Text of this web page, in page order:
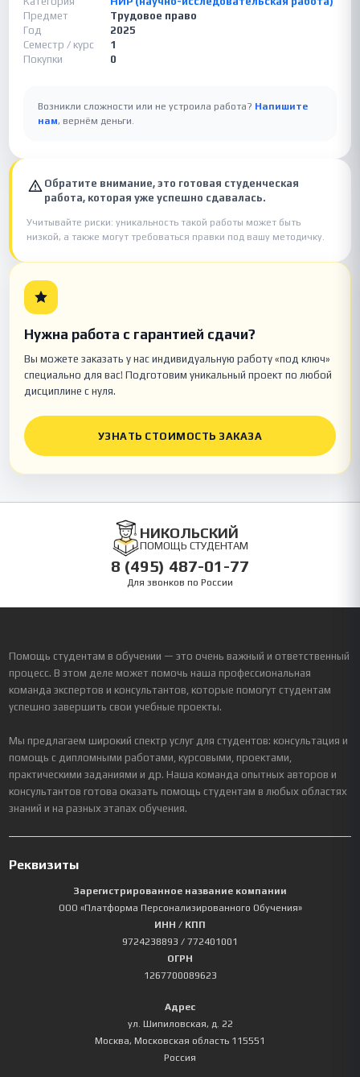
Предмет
Трудовое право
Год
2025
Семестр / курс
1
Покупки
0
Возникли сложности или не устроила работа? Напишите
нам, вернём деньги.
Обратите внимание, это готовая студенческая
работа, которая уже успешно сдавалась.
Учитывайте риски: уникальность такой работы может быть
низкой, а также могут требоваться правки под вашу методичку.
Нужна работа с гарантией сдачи?
Вы можете заказать у нас индивидуальную работу «под ключ»
специально для вас! Подготовим уникальный проект по любой
дисциплине с нуля.
УЗНАТЬ СТОИМОСТЬ ЗАКАЗА
НИКОЛЬСКИЙ
ПОМОЩЬ СТУДЕНТАМ
8 (495) 487-01-77
Для звонков по России
Помощь студентам в обучении — это очень важный и ответственный
процесс. В этом деле может помочь наша профессиональная
команда экспертов и консультантов, которые помогут студентам
успешно завершить свои учебные проекты.
Мы предлагаем широкий спектр услуг для студентов: консультация и
помощь с дипломными работами, курсовыми, проектами,
практическими заданиями и др. Наша команда опытных авторов и
консультантов готова оказать помощь студентам в любых областях
знаний и на разных этапах обучения.
Реквизиты
Зарегистрированное название компании
ООО «Платформа Персонализированного Обучения»
ИНН / КПП
9724238893 / 772401001
ОГРН
1267700089623
Адрес
ул. Шипиловская, д. 22
Москва, Московская область 115551
Россия